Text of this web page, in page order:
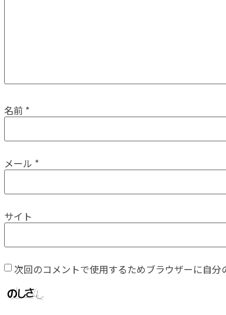
名前 *
メール *
サイト
次回のコメントで使用するためブラウザーに自